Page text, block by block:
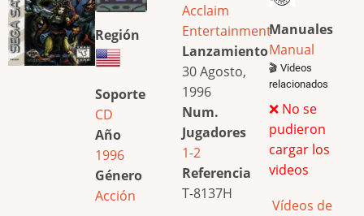
Región
Soporte
CD
Año
1996
Género
Acción
Acclaim
Entertainment
Lanzamiento
30 Agosto,
1996
Num.
Jugadores
1-2
Referencia
T-8137H
Manuales
Manual
🎬 Videos
relacionados
❌ No se
pudieron
cargar los
videos
Vídeos de